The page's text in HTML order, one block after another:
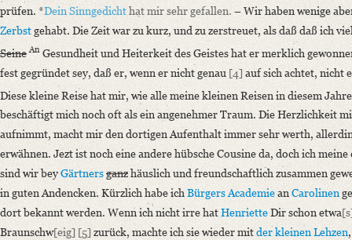
Bamberg, Claudia
Varwig, Olivia
Zeil, Sophia
prüfen. *Dein Sinngedichthat mir sehr gefallen. – Wir haben wenige
Zerbstgehabt. Die Zeit war zu kurz, und zu zerstreuet, als daß daß ich
Seine An Gesundheit und Heiterkeit des Geistes hat er merklich
fest gegründet sey, daß er, wenn er nicht genau [4] auf sich achtet, nicht
Diese kleine Reise hat mir, wie alle meine kleinen Reisen in diesem
beschäftigt mich noch oft als ein angenehmer Traum. Die Herzlichkeit
aufnimmt, macht mir den dortigen Aufenthalt immer sehr werth,
erwähnen. Jezt ist noch eine andere hübsche Cousine da, doch ich
sind wir beyGärtnersganzhäuslich und freundschaftlich zusammen
in guten Andencken. Kürzlich habe ich BürgersAcademieanCarolinen
dort bekannt werden. Wenn ich nicht irre hatHenrietteDir schon etwa
Braunschw[eig] [5] zurück, machte ich sie wieder mitder kleinen Lehzen